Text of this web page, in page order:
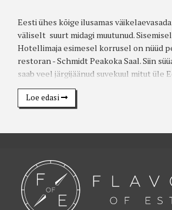
Eesti ühes kõige ilusamas
väliselt suurt midagi muutunud.
Hotellimaja esimesel korrusel on nüüd
restoran - Schmidt Peakoka Saal. Siin
saab veel järgijäänud suvekuul mitut üle
Loe edasi